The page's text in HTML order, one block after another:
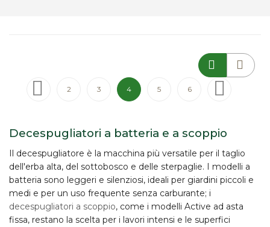
Pagina
Pagina
PrecedentePagina
2 Pagina
3 Attualmente stai leggendo la pagina
4 Pagina
5 Pagina
6
Decespugliatori a batteria e a scoppio
decespugliatore è la macchina più versatile per il taglio
dell'erba alta, del sottobosco e delle sterpaglie. I modelli a
batteria sono leggeri e silenziosi, ideali per giardini piccoli e
medi e per un uso frequente senza carburante; i
decespugliatori a scoppio, come i modelli Active ad asta
fissa, restano la scelta per i lavori intensi e le superfici